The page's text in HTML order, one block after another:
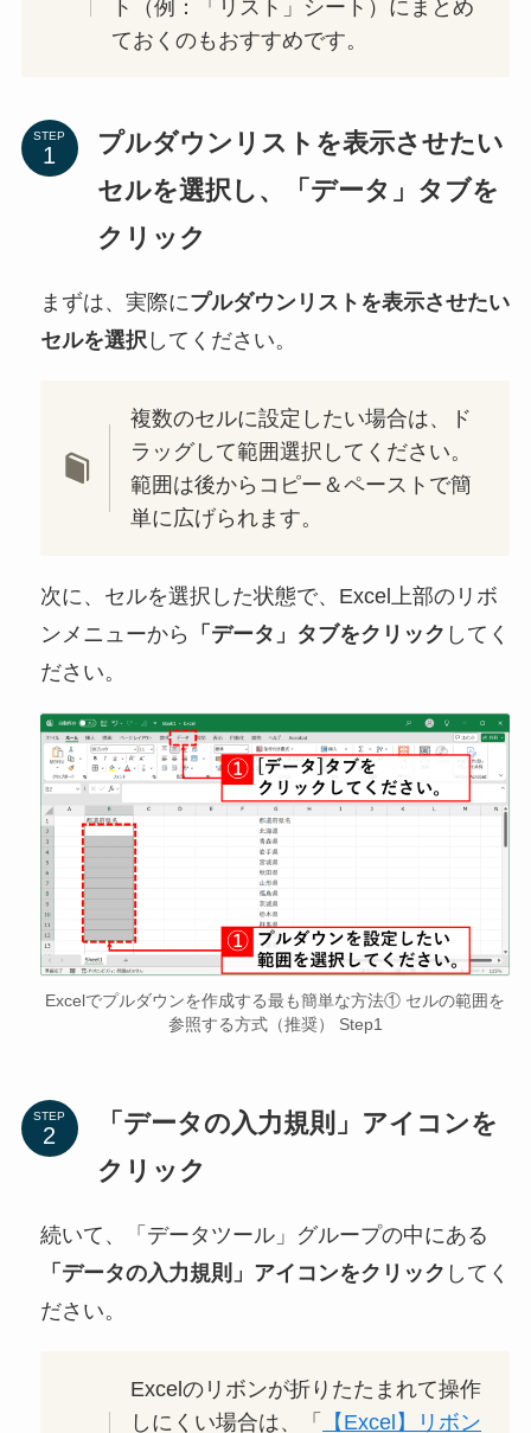
ト（例：「リスト」シート）にまとめ
ておくのもおすすめです。
STEP
プルダウンリストを表示させたい
セルを選択し、「データ」タブを
クリック
まずは、実際にプルダウンリストを表示させたい
セルを選択してください。
複数のセルに設定したい場合は、ド
ラッグして範囲選択してください。
範囲は後からコピー＆ペーストで簡
単に広げられます。
次に、セルを選択した状態で、Excel上部のリボ
ンメニューから
「データ」タブをクリック してく
ださい。
Excelでプルダウンを作成する最も簡単な方法① セルの範囲を
参照する方式（推奨） Step1
STEP
「データの入力規則」アイコンを
クリック
続いて、「データツール」グループの中にある
「データの入力規則」アイコンをクリック してく
ださい。
Excelのリボンが折りたたまれて操作
しにくい場合は、「
【Excel】リボン